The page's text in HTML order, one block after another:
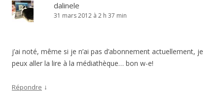
dalinele
31 mars 2012 à 2 h 37 min
j’ai noté, même si je n’ai pas d’abonnement actuellement, je
peux aller la lire à la médiathèque… bon w-e!
Répondre ↓